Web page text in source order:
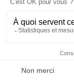
toute la journée !
Ingrédients (pour 8
30g d’huile de coco
150g de cacao cru